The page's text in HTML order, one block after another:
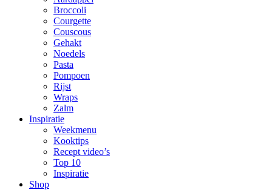
Broccoli
Courgette
Couscous
Gehakt
Noedels
Pasta
Pompoen
Rijst
Wraps
Zalm
Inspiratie
Weekmenu
Kooktips
Recept video’s
Top 10
Inspiratie
Shop